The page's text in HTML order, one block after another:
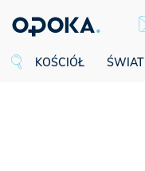
KOŚCIÓŁ ŚWIAT